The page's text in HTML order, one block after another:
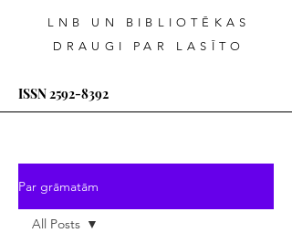
LNB UN BIBLIOTĒKAS
DRAUGI PAR LASĪTO
ISSN2592-8392
Par grāmatām
All Posts